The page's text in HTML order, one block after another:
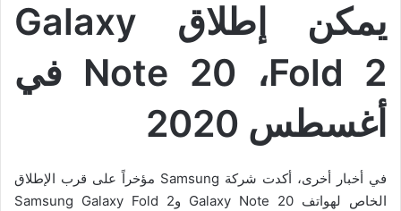
يمكن إطلاق Galaxy
Note 20 ،Fold 2
في
أغسطس 2020
في أخبار أخرى، أكدت شركة Samsung مؤخراً على قرب الإطلاق
الخاص لهواتف Galaxy Note 20 وSamsung Galaxy Fold 2